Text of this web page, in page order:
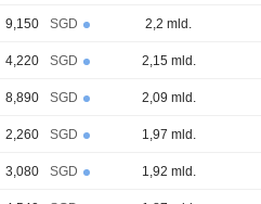
9,150 SGD 2,2 mld.
4,220 SGD 2,15 mld.
8,890 SGD 2,09 mld.
2,260 SGD 1,97 mld.
3,080 SGD 1,92 mld.